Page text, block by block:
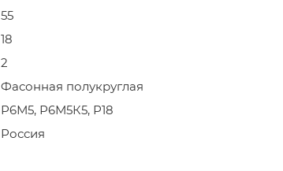
55
18
2
Фасонная полукруглая
Р6М5, Р6М5К5, Р18
Россия